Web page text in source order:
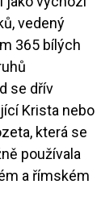
vedený
365 bílých
se dřív
Krista nebo
která se
používala
a římském